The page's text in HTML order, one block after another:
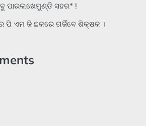
ପାରଳାଖେମୁଣ୍ଡି ସହର* !
ପି ଏମ ଜି ଛକରେ ଗର୍ଜିବେ ଶିକ୍ଷକ ।